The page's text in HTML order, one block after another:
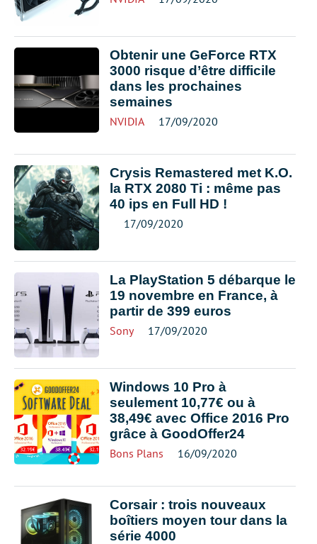
Obtenir une GeForce RTX
3000 risque d’être difficile
dans les prochaines
semaines
NVIDIA 17/09/2020
Crysis Remastered met K.O.
la RTX 2080 Ti : même pas
40 ips en Full HD !
17/09/2020
La PlayStation 5 débarque le
19 novembre en France, à
partir de 399 euros
Sony 17/09/2020
Windows 10 Pro à
seulement 10,77€ ou à
38,49€ avec Office 2016 Pro
grâce à GoodOffer24
Bons Plans 16/09/2020
Corsair : trois nouveaux
boîtiers moyen tour dans la
série 4000